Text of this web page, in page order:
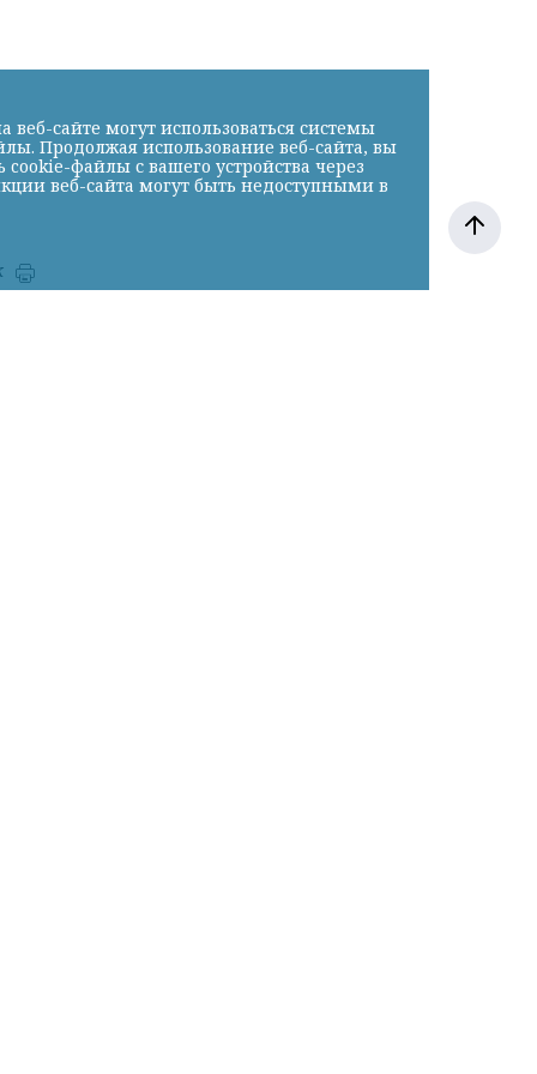
сайте могут использоваться системы
Продолжая использование веб-сайта, вы
файлы с вашего устройства через
веб-сайта могут быть недоступными в